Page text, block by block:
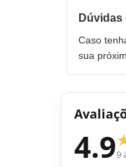
Dúvidas
Caso
sua
4.99